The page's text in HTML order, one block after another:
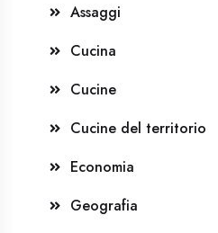
Assaggi
Cucina
Cucine
Cucine del territorio
Economia
Geografia